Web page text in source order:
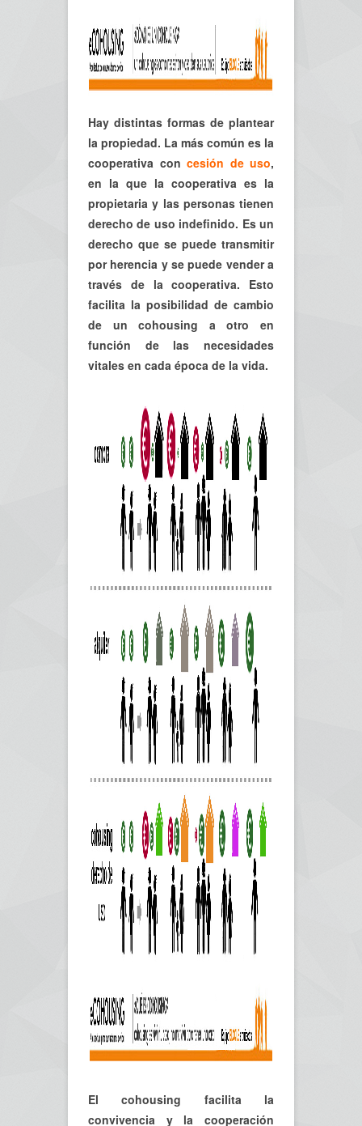
Hay distintas formas de plantear
la propiedad. La más común es la
cooperativa con cesión de uso,
en la que la cooperativa es la
propietaria y las personas tienen
derecho de uso indefinido. Es un
derecho que se puede transmitir
por herencia y se puede vender a
través de la cooperativa. Esto
facilita la posibilidad de cambio
de un cohousing a otro en
función de las necesidades
vitales en cada época de la vida.
El cohousing facilita la
convivencia y la cooperación